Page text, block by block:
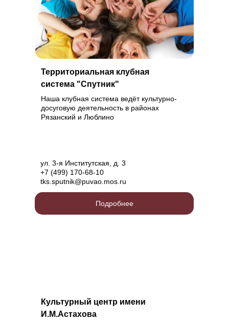
Подробнее
Наша клубная система ведёт культурно-
досуговую деятельность в районах
Рязанский и Люблино
Территориальная клубная
система "Спутник"
ул. 3-я Институтская, д. 3
+7 (499) 170-68-10
tks.sputnik@puvao.mos.ru
Культурный центр имени
И.М.Астахова